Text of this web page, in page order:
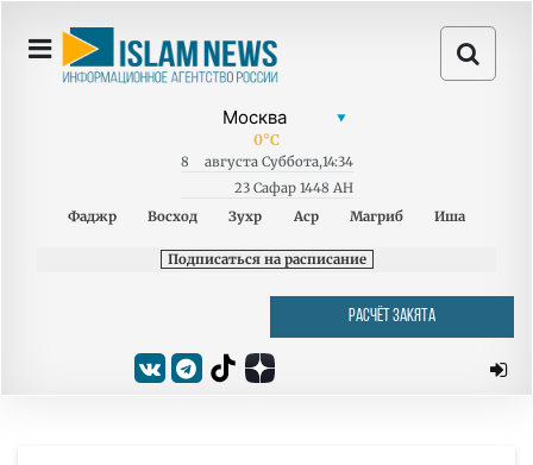
0°C
8 августа Суббота,14:34
23 Сафар 1448 AH
Фаджр
Восход Зухр Аср Магриб Иша
Подписаться на расписание
РАСЧЁТ ЗАКЯТА